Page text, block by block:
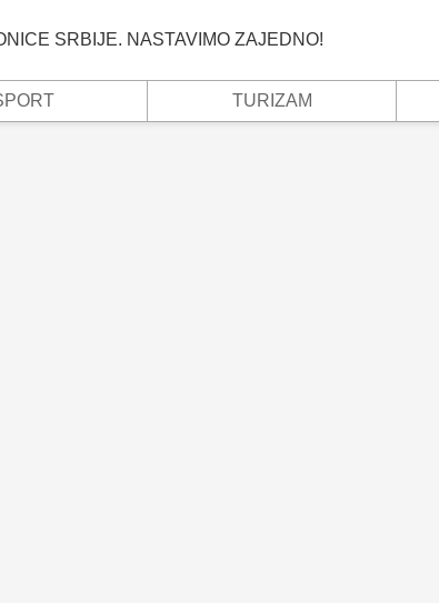
SRBIJE. NASTAVIMO ZAJEDNO!
TURIZAM